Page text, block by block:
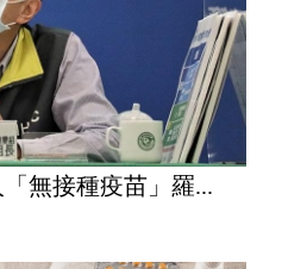
無接種疫苗」羅...